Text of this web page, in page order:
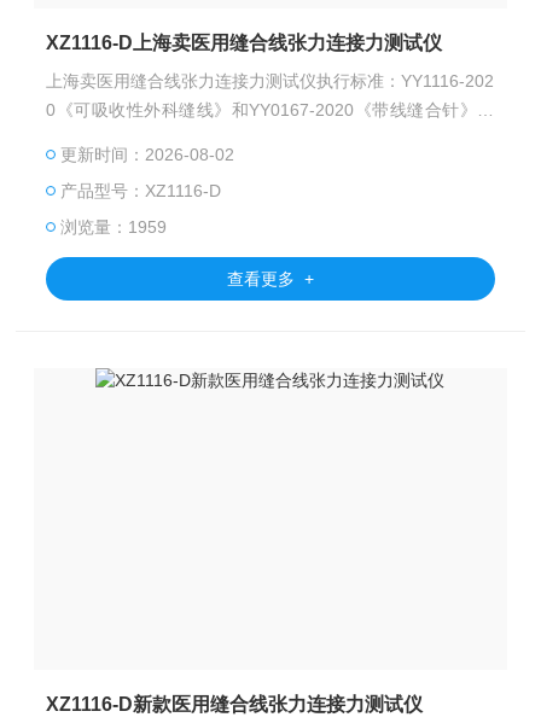
XZ1116-D上海卖医用缝合线张力连接力测试仪
上海卖医用缝合线张力连接力测试仪执行标准：YY1116-202
0《可吸收性外科缝线》和YY0167-2020《带线缝合针》中
更新时间：2026-08-02
产品型号：XZ1116-D
浏览量：1959
查看更多 +
XZ1116-D新款医用缝合线张力连接力测试仪